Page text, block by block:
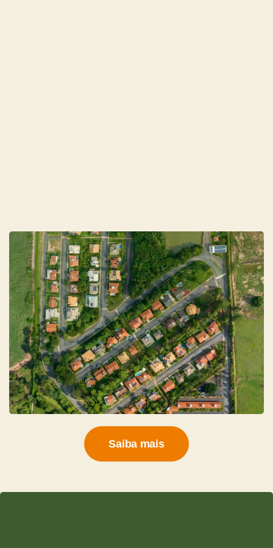
Saiba mais